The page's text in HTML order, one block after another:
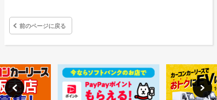
前のページに戻る